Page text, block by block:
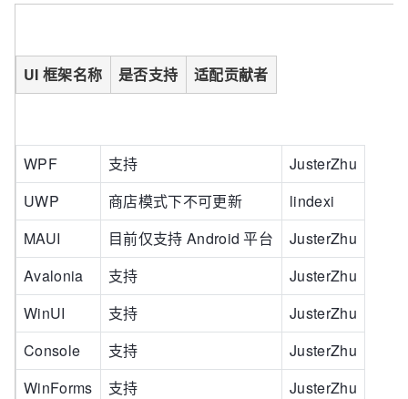
UI 框架名称 是否支持 适配贡献者
WPF 支持
JusterZhu
UWP
商店模式下不可更新
lindexi
MAUI
目前仅支持 Android 平台
JusterZhu
Avalonia
支持
JusterZhu
WinUI
支持
JusterZhu
Console
支持
JusterZhu
WinForms
支持 JusterZhu